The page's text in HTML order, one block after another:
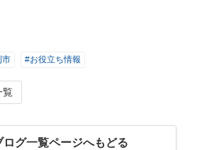
市 #お役立ち情報
覧
ログ一覧ページへもどる